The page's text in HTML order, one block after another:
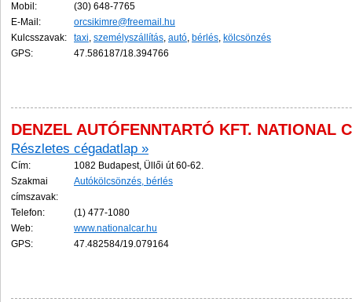
Mobil:
(30) 648-7765
E-Mail:
orcsikimre@freemail.hu
Kulcsszavak:
taxi, személyszállítás, autó, bérlés, kölcsönzés
GPS:
47.586187/18.394766
DENZEL AUTÓFENNTARTÓ KFT. NATIONAL
Részletes cégadatlap »
Cím:
1082 Budapest, Üllői út 60-62.
Szakmai
címszavak:
Autókölcsönzés, bérlés
Telefon:
(1) 477-1080
Web:
www.nationalcar.hu
GPS:
47.482584/19.079164